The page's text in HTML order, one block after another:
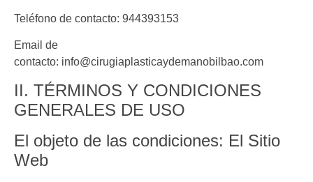
Teléfono de contacto: 944393153
Email de
contacto: info@cirugiaplasticaydemanobilbao.com
II. TÉRMINOS Y CONDICIONES
GENERALES DE USO
El objeto de las condiciones: El Sitio
Web